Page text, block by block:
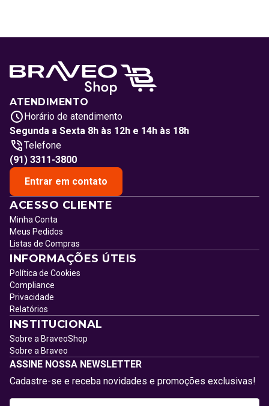
ATENDIMENTO
Horário de atendimento
Segunda a Sexta 8h às 12h e 14h às 18h
Telefone
(91) 3311-3800
Entrar em contato
ACESSO CLIENTE
Minha Conta
Meus Pedidos
Listas de Compras
INFORMAÇÕES ÚTEIS
Política de Cookies
Compliance
Privacidade
Relatórios
INSTITUCIONAL
Sobre a BraveoShop
Sobre a Braveo
ASSINE NOSSA NEWSLETTER
Cadastre-se e receba novidades e promoções exclusivas!